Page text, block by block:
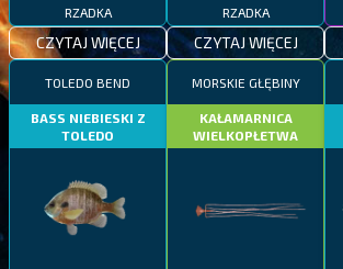
RZADKA
CZYTAJ WIĘCEJ
RZADKA
CZYTAJ WIĘCEJ
TOLEDO BEND
BASS NIEBIESKI Z
TOLEDO
MORSKIE GŁĘBINY
KAŁAMARNICA
WIELKOPŁETWA